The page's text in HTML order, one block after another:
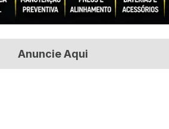
Anuncie Aqui